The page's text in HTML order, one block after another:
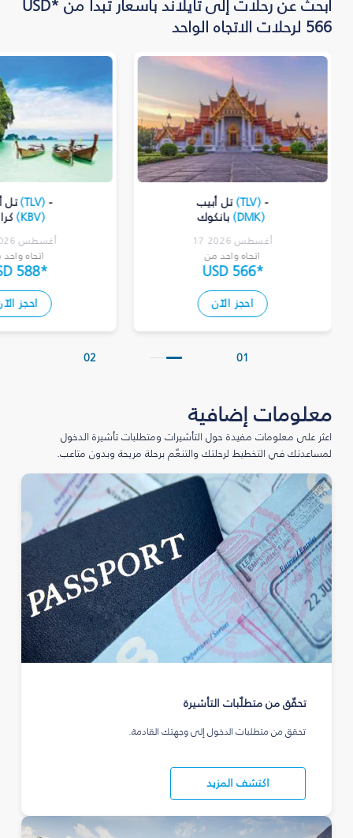
ابحث عن رحلات إلى تايلاند بأسعار تبدأ من *USD
566 لرحلات الاتجاه الواحد
تل (TLV) -
(KBV)
17 أغسطس 2026
اتجاه
588*
احجز
تل أبيب (TLV) -
بانكوك (DMK)
17 أغسطس 2026
اتجاه واحد من
USD 566*
احجز الآن
02 01
معلومات إضافية
اعثر على معلومات مفيدة حول التأشيرات ومتطلبات تأشيرة الدخول
لمساعدتك في التخطيط لرحلتك والتنعّم برحلة مريحة وبدون متاعب.
تحقّق من متطلّبات التأشيرة
تحقق من متطلبات الدخول إلى وجهتك القادمة.
اكتشف المزيد